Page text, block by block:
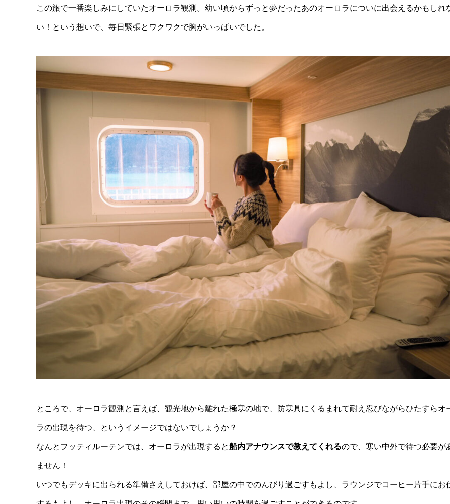
この旅で一番楽しみにしていたオーロラ観測。幼い頃からずっと夢だったあのオーロラについに出会えるかもしれ
い！という想いで、毎日緊張とワクワクで胸がいっぱいでした。
ところで、オーロラ観測と言えば、観光地から離れた極寒の地で、防寒具にくるまれて耐え忍びながらひたすらオ
ラの出現を待つ、というイメージではないでしょうか？
なんとフッティルーテンでは、オーロラが出現すると船内アナウンスで教えてくれるので、寒い中外で待つ必要が
ません！
いつでもデッキに出られる準備さえしておけば、部屋の中でのんびり過ごすもよし、ラウンジでコーヒー片手にお